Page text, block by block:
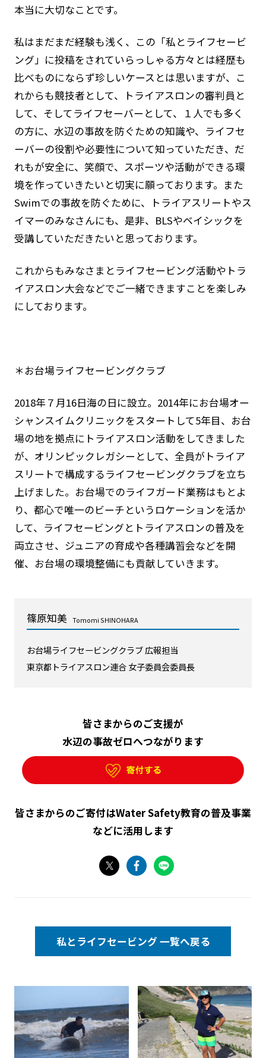
本当に大切なことです。
私はまだまだ経験も浅く、この「私とライフセービ
ング」に投稿をされていらっしゃる方々とは経歴も
比べものにならず珍しいケースとは思いますが、こ
れからも競技者として、トライアスロンの審判員と
して、そしてライフセーバーとして、１人でも多く
の方に、水辺の事故を防ぐための知識や、ライフセ
ーバーの役割や必要性について知っていただき、だ
れもが安全に、笑顔で、スポーツや活動ができる環
境を作っていきたいと切実に願っております。また
Swimでの事故を防ぐために、トライアスリートやス
イマーのみなさんにも、是非、BLSやベイシックを
受講していただきたいと思っております。
これからもみなさまとライフセービング活動やトラ
イアスロン大会などでご一緒できますことを楽しみ
にしております。
＊お台場ライフセービングクラブ
2018年７月16日海の日に設立。2014年にお台場オー
シャンスイムクリニックをスタートして5年目、お台
場の地を拠点にトライアスロン活動をしてきました
が、オリンピックレガシーとして、全員がトライア
スリートで構成するライフセービングクラブを立ち
上げました。お台場でのライフガード業務はもとよ
り、都心で唯一のビーチというロケーションを活か
して、ライフセービングとトライアスロンの普及を
両立させ、ジュニアの育成や各種講習会などを開
催、お台場の環境整備にも貢献していきます。
篠原知美 Tomomi SHINOHARA
お台場ライフセービングクラブ 広報担当
東京都トライアスロン連合 女子委員会委員長
皆さまからのご支援が
水辺の事故ゼロへつながります
皆さまからのご寄付はWater Safety教育の普及事業
などに活用します
私とライフセービング 一覧へ戻る